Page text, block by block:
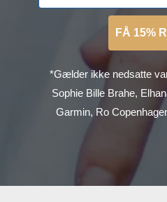
FÅ 15%
*Gælder ikke nedsatte
Sophie Bille Brahe,
Garmin, Ro